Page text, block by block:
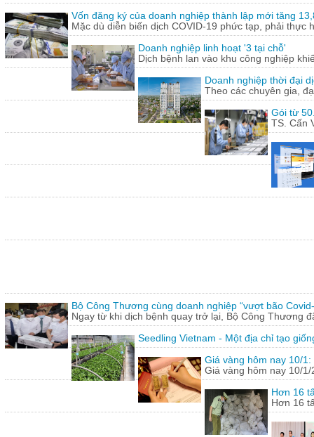
Vốn đăng ký của doanh nghiệp thành lập mới tăng
Mặc dù diễn biến dịch COVID-19 phức tạp, phải thực
Doanh nghiệp linh hoạt '3 tại chỗ'
Dịch bệnh lan vào khu công nghiệp
Doanh nghiệp thời đại
Theo các chuyên gia,
Gói từ
TS. Cấn
Bộ Công Thương cùng doanh nghiệp “vượt bão
Ngay từ khi dịch bệnh quay trở lại, Bộ Công Thương
Seedling Vietnam - Một địa chỉ tạo
Giá vàng hôm nay 10/
Giá vàng hôm nay 10/
Hơn 16
Hơn 16